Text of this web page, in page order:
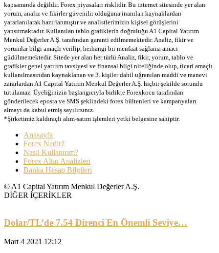
kapsamında değildir. Forex piyasaları risklidir. Bu internet sitesinde yer alan
yorum, analiz ve fikirler güvenilir olduğuna inanılan kaynaklardan
yararlanılarak hazırlanmıştır ve analistlerimizin kişisel görüşlerini
yansıtmaktadır. Kullanılan tablo grafiklerin doğruluğu A1 Capital Yatırım
Menkul Değerler A.Ş. tarafından garanti edilmemektedir. Analiz, fikir ve
yorumlar bilgi amaçlı verilip, herhangi bir menfaat sağlama amacı
güdülmemektedir. Sitede yer alan her türlü Analiz, fikir, yorum, tablo ve
grafikler genel yatırım tavsiyesi ve finansal bilgi niteliğinde olup, ticari amaçlı
kullanılmasından kaynaklanan ve 3. kişiler dahil uğranılan maddi ve manevi
zararlardan A1 Capital Yatırım Menkul Değerler A.Ş. hiçbir şekilde sorumlu
tutulamaz. Üyeliğinizin başlangıcıyla birlikte Forexkocu tarafından
gönderilecek eposta ve SMS şeklindeki forex bültenleri ve kampanyaları
almayı da kabul etmiş sayılırsınız.
*Şirketimiz kaldıraçlı alım-satım işlemleri yetki belgesine sahiptir.
Anasayfa
Forex Nedir?
Nasıl Kullanırım?
Forex Altın Analizleri
Banka Hesap Bilgileri
© A1 Capital Yatırım Menkul Değerler A.Ş.
DİĞER İÇERİKLER
Dolar/TL’de 7.54 Direnci En Önemli Seviye…
Mart 4 2021 12:12